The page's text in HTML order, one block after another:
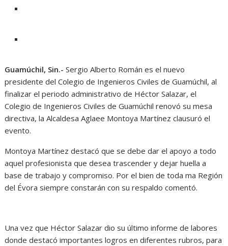
Guamúchil, Sin.- Sergio Alberto Román es el nuevo
presidente del Colegio de Ingenieros Civiles de Guamúchil, al
finalizar el periodo administrativo de Héctor Salazar, el
Colegio de Ingenieros Civiles de Guamúchil renovó su mesa
directiva, la Alcaldesa Aglaee Montoya Martínez clausuró el
evento.
Montoya Martínez destacó que se debe dar el apoyo a todo
aquel profesionista que desea trascender y dejar huella a
base de trabajo y compromiso. Por el bien de toda ma Región
del Évora siempre constarán con su respaldo comentó.
Una vez que Héctor Salazar dio su último informe de labores
donde destacó importantes logros en diferentes rubros, para